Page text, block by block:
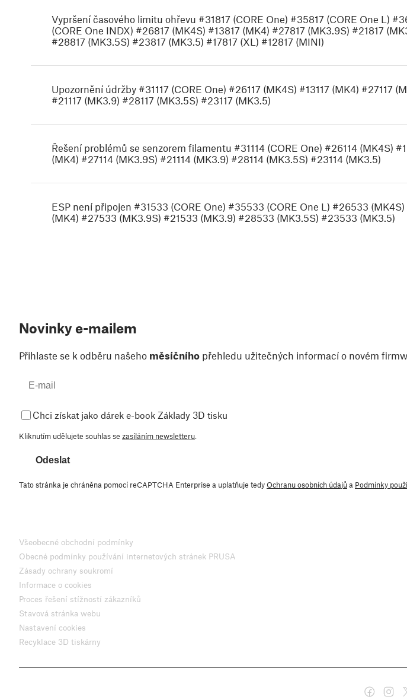
Vypršení časového limitu ohřevu #31817 (CORE One) #35817 (CORE One L)
(CORE One INDX) #26817 (MK4S) #13817 (MK4) #27817 (MK3.9S) #21817
#28817 (MK3.5S) #23817 (MK3.5) #17817 (XL) #12817 (MINI)
Upozornění údržby #31117 (CORE One) #26117 (MK4S) #13117 (MK4) #27117
#21117 (MK3.9) #28117 (MK3.5S) #23117 (MK3.5)
Řešení problémů se senzorem filamentu #31114 (CORE One) #26114 (MK4S)
(MK4) #27114 (MK3.9S) #21114 (MK3.9) #28114 (MK3.5S) #23114 (MK3.5)
ESP není připojen #31533 (CORE One) #35533 (CORE One L) #26533
(MK4) #27533 (MK3.9S) #21533 (MK3.9) #28533 (MK3.5S) #23533 (MK3.5)
Novinky e-mailem
Přihlaste se k odběru našeho měsíčního přehledu užitečných informací o novém
Chci získat jako dárek e-book Základy 3D tisku
Kliknutím udělujete souhlas se zasíláním newsletteru
Odeslat
Tato stránka je chráněna pomocí reCAPTCHA Enterprise a uplatňuje tedyOchranu osobních údajůa Podmínky
Všeobecné obchodní podmínky
Obecné podmínky používání internetových stránek PRUSA
Zásady ochrany soukromí
Informace o cookies
Proces řešení stížností zákazníků
Stavová stránka webu
Nastavení cookies
Recyklace 3D tiskárny